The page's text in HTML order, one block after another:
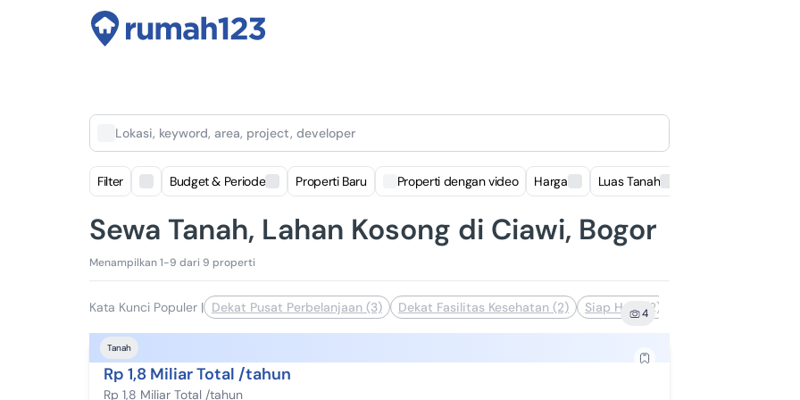
Lokasi, keyword, area, project, developer
Filter Budget & Periode Properti Baru Properti dengan video Harga Luas Tanah
Sewa Tanah, Lahan Kosong di Ciawi, Bogor
Menampilkan 1-9 dari 9 properti
Kata Kunci Populer | Dekat Pusat Perbelanjaan (3) Dekat Fasilitas Kesehatan (2) Siap Huni (2)
4
Tanah
Rp 1,8 Miliar Total /tahun
Rp 1,8 Miliar Total /tahun